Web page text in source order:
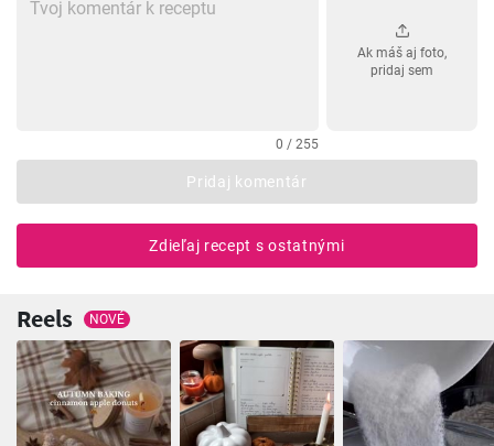
0 / 255
Ak máš aj foto,
pridaj sem
Pridaj komentár
Zdieľaj recept s ostatnými
Reels NOVÉ